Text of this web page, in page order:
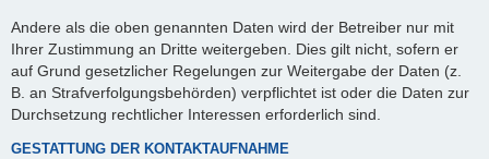
Andere als die oben genannten Daten wird der Betreiber nur mit
Ihrer Zustimmung an Dritte weitergeben. Dies gilt nicht, sofern er
auf Grund gesetzlicher Regelungen zur Weitergabe der Daten (z.
B. an Strafverfolgungsbehörden) verpflichtet ist oder die Daten zur
Durchsetzung rechtlicher Interessen erforderlich sind.
GESTATTUNG DER KONTAKTAUFNAHME